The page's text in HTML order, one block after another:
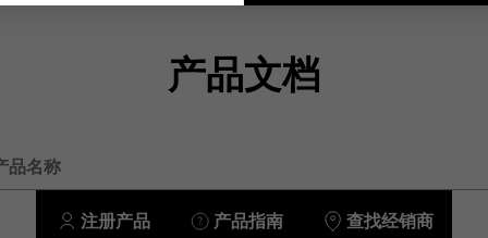
产品文档
有用链接
注册产品 产品指南 查找经销商